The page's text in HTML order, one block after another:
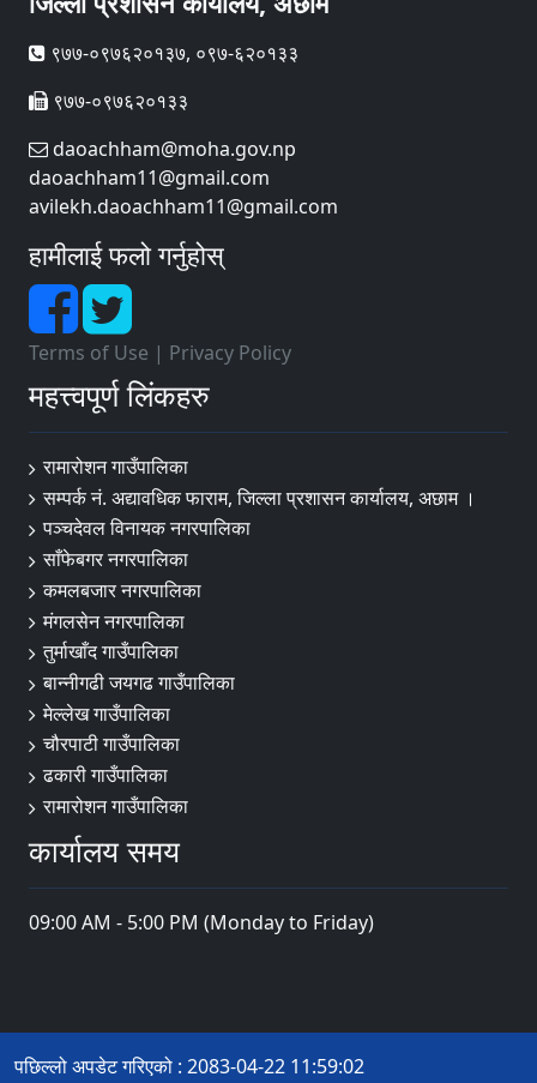
९७७-०९७६२०१३७, ०९७-६२०१३३
९७७-०९७६२०१३३
daoachham@moha.gov.np
daoachham11@gmail.com
avilekh.daoachham11@gmail.com
हामीलाई फलो गर्नुहोस्
Terms of Use | Privacy Policy
महत्त्वपूर्ण लिंकहरु
रामारोशन गाउँपालिका
सम्पर्क नं. अद्यावधिक फाराम, जिल्ला प्रशासन कार्यालय, अछाम ।
पञ्चदेवल विनायक नगरपालिका
साँफेबगर नगरपालिका
कमलबजार नगरपालिका
मंगलसेन नगरपालिका
तुर्माखाँद गाउँपालिका
बान्नीगढी जयगढ गाउँपालिका
मेल्लेख गाउँपालिका
चौरपाटी गाउँपालिका
ढकारी गाउँपालिका
रामारोशन गाउँपालिका
कार्यालय समय
09:00 AM - 5:00 PM (Monday to Friday)
पछिल्लो अपडेट गरिएको : 2083-04-22 11:59:02